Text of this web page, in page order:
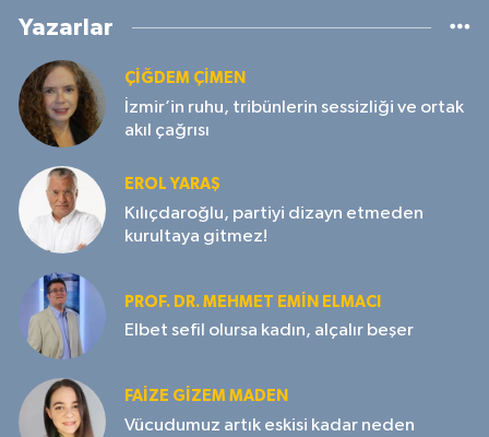
Yazarlar
ÇIĞDEM ÇIMEN
İzmir’in ruhu, tribünlerin sessizliği ve ortak
akıl çağrısı
EROL YARAŞ
Kılıçdaroğlu, partiyi dizayn etmeden
kurultaya gitmez!
PROF. DR. MEHMET EMIN ELMACI
Elbet sefil olursa kadın, alçalır beşer
FAIZE GIZEM MADEN
Vücudumuz artık eskisi kadar neden